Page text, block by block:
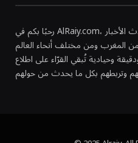
رحبًا بكم في AlRaiy.com، منصّتكم الرقمية الموثوقة لأحدث الأخبار
وحيادية تُبقي القرّاء على اطلاع